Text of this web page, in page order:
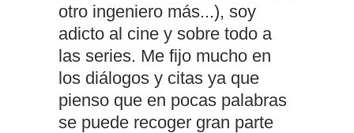
otro ingeniero más...), soy
adicto al cine y sobre todo a
las series. Me fijo mucho en
los diálogos y citas ya que
pienso que en pocas palabras
se puede recoger gran parte